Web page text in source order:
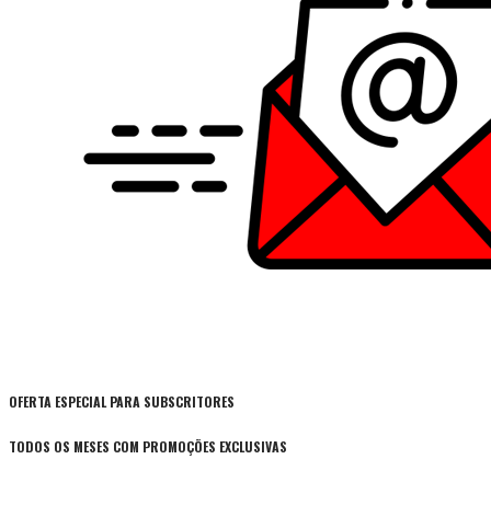
OFERTA ESPECIAL PARA SUBSCRITORES
TODOS OS MESES COM PROMOÇÕES EXCLUSIVAS